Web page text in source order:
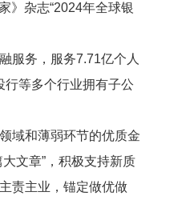
》杂志“2024年全球银
务，服务7.71亿个人
等多个行业拥有子公
域和薄弱环节的优质金
文章”，积极支持新质
责主业，锚定做优做